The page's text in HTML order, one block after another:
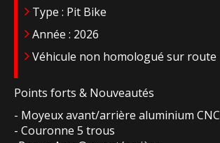
Type : Pit Bike
Année : 2026
Véhicule non homologué sur route
Points forts & Nouveautés
- Moyeux avant/arrière aluminium CNC
- Couronne 5 trous